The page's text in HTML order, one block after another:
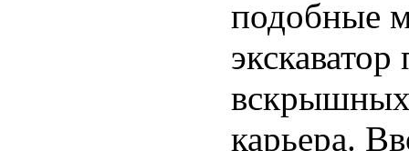
подобные
вскрышных
карьера.